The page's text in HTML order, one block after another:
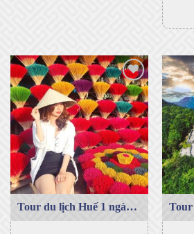
Add to
wishlist
Tour du lịch Huế 1 ngày
giá rẻ
Tour